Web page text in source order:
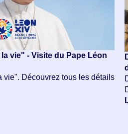
vie" - Visite du Pape Léon
vie". Découvrez tous les détails